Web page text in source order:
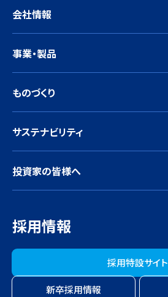
会社情報
事業・製品
ものづくり
サステナビリティ
投資家の皆様へ
採用情報
採用特設サイト
新卒採用情報